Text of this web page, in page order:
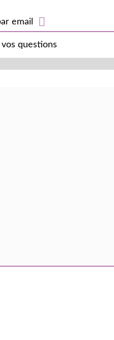
email
vos questions